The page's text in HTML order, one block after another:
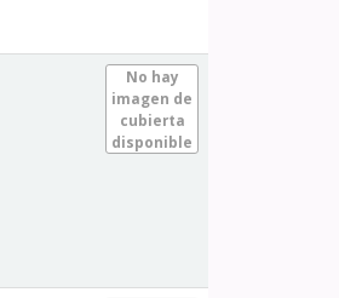
No hay
imagen de
cubierta
disponible